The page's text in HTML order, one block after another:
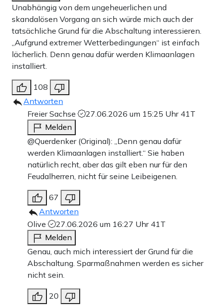
Unabhängig von dem ungeheuerlichen und
skandalösen Vorgang an sich würde mich auch der
tatsächliche Grund für die Abschaltung interessieren.
„Aufgrund extremer Wetterbedingungen“ ist einfach
lächerlich. Denn genau dafür werden Klimaanlagen
installiert.
108
Antworten
Freier Sachse
27.06.2026 um 15:25 Uhr 41T
Melden
@Querdenker (Original): „Denn genau dafür
werden Klimaanlagen installiert.“ Sie haben
natürlich recht, aber das gilt eben nur für den
Feudalherren, nicht für seine Leibeigenen.
67
Antworten
Olive
27.06.2026 um 16:27 Uhr 41T
Melden
Genau, auch mich interessiert der Grund für die
Abschaltung. Sparmaßnahmen werden es sicher
nicht sein.
20